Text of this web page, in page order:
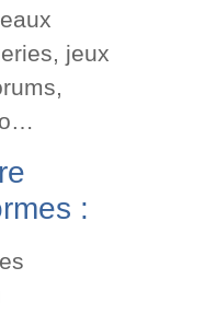
jeux
: